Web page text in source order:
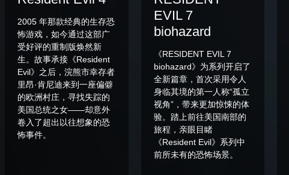
2005 年那款经典的生存恐
怖游戏，如今通过这部广
受好评的重制版焕然新
生。故事承接《Resident
Evil》之后，浣熊市幸存者
里昂·肯尼迪来到一座偏僻
的欧洲村庄，寻找失踪的
美国总统之女——却意外
卷入了超出以往想象的恐
怖事件。
EVIL 7
biohazard
《RESIDENT EVIL 7
biohazard》为系列开启了
全新篇章，首次采用令人
身临其境的第一人称“孤立
视角”，带来更加惊悚的体
验。踏上前往美国南部的
旅程，亲眼目睹
《Resident Evil》系列中
前所未有的恐怖场景。